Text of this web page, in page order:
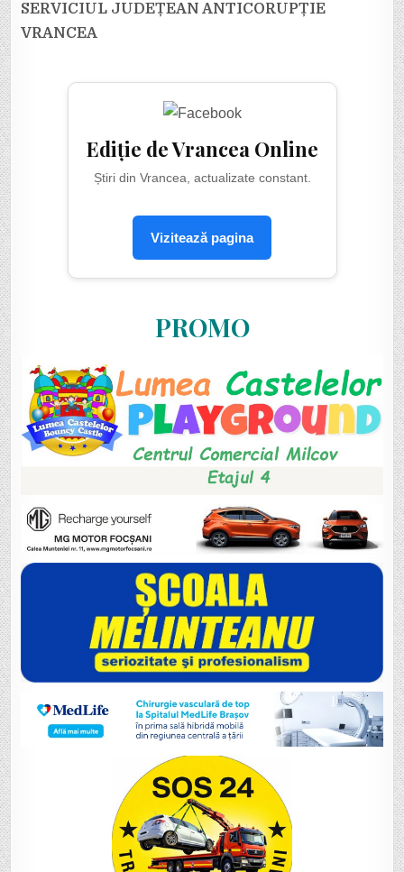
SERVICIUL JUDEȚEAN ANTICORUPȚIE
VRANCEA
Ediție de Vrancea Online
Știri din Vrancea, actualizate constant.
Vizitează pagina
PROMO